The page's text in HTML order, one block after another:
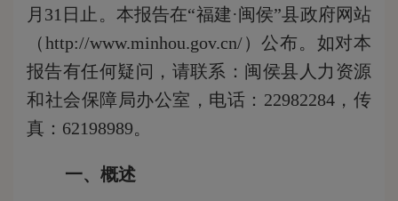
月31日止。 本报告在“福建·闽侯”县政府网站
（http://www.minhou.gov.cn/）公布。如对本
报告有任何疑问，请联系：闽侯县人力资源
和社会保障局办公室，电话： 22982284，传
真：62198989。
一、概述